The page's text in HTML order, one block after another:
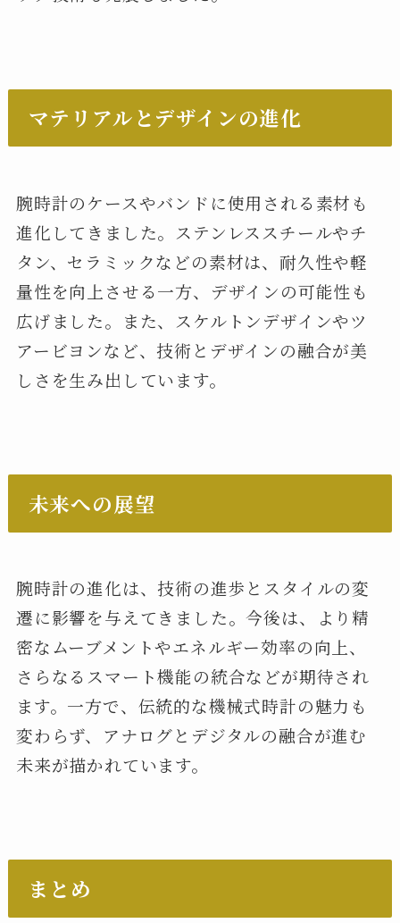
マテリアルとデザインの進化
腕時計のケースやバンドに使用される素材も
進化してきました。ステンレススチールやチ
タン、セラミックなどの素材は、耐久性や軽
量性を向上させる一方、デザインの可能性も
広げました。また、スケルトンデザインやツ
アービヨンなど、技術とデザインの融合が美
しさを生み出しています。
未来への展望
腕時計の進化は、技術の進歩とスタイルの変
遷に影響を与えてきました。今後は、より精
密なムーブメントやエネルギー効率の向上、
さらなるスマート機能の統合などが期待され
ます。一方で、伝統的な機械式時計の魅力も
変わらず、アナログとデジタルの融合が進む
未来が描かれています。
まとめ